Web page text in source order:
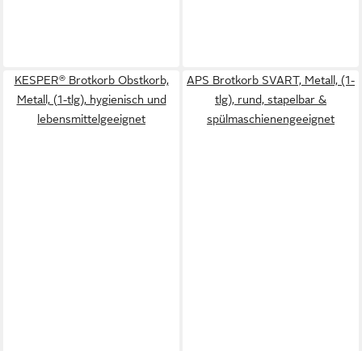
KESPER® Brotkorb Obstkorb,
Metall, (1-tlg), hygienisch und
lebensmittelgeeignet
APS Brotkorb SVART, Metall, (1-
tlg), rund, stapelbar &
spülmaschienengeeignet